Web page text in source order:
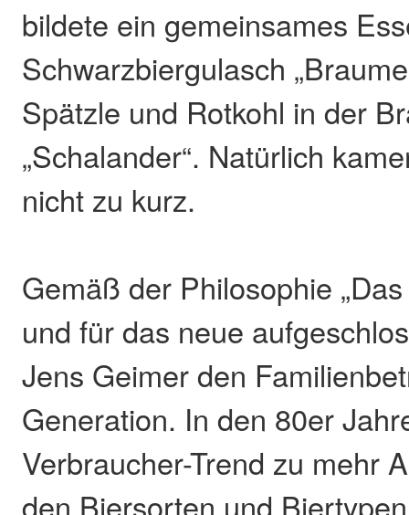
bildete ein gemeinsames
Schwarzbiergulasch
Spätzle und Rotkohl in der
„Schalander“. Natürlich
nicht zu kurz.
Gemäß der Philosophie
und für das neue
Jens Geimer den
Generation. In den 80er
Verbraucher-Trend zu mehr
den Biersorten und